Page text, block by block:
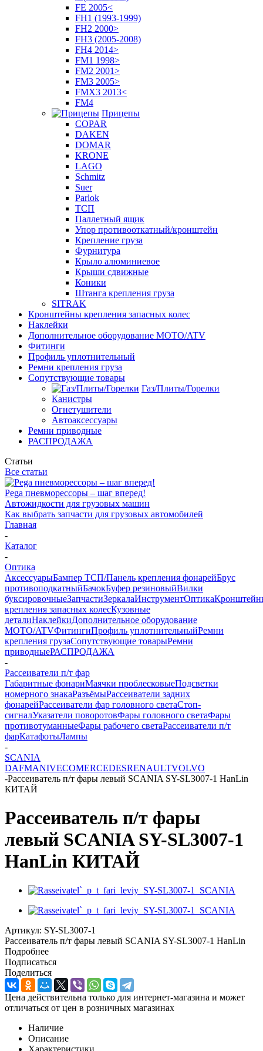
FE 2005<
FH1 (1993-1999)
FH2 2000>
FH3 (2005-2008)
FH4 2014>
FM1 1998>
FM2 2001>
FM3 2005>
FMX3 2013<
FM4
Прицепы
COPAR
DAKEN
DOMAR
KRONE
LAGO
Schmitz
Suer
Parlok
ТСП
Паллетный ящик
Упор противооткатный/кронштейн
Крепление груза
Фурнитура
Крыло алюминиевое
Крыши сдвижные
Коники
Штанга крепления груза
SITRAK
Кронштейны крепления запасных колес
Наклейки
Дополнительное оборудование MOTO/ATV
Фитинги
Профиль уплотнительный
Ремни крепления груза
Сопутствующие товары
Газ/Плиты/Горелки
Канистры
Огнетушители
Автоаксессуары
Ремни приводные
РАСПРОДАЖА
Статьи
Все статьи
Pega пневморессоры – шаг вперед!
Автожидкости для грузовых машин
Как выбрать запчасти для грузовых автомобилей
Главная
-
Каталог
-
Оптика
АксессуарыБампер ТСП/Панель крепления фонарейБрус
противоподкатныйБачокБуфер резиновыйВилки
буксировочныеЗапчастиЗеркалаИнструментОптика
крепления запасных колесКузовные
деталиНаклейкиДополнительное оборудование
MOTO/ATVФитингиПрофиль уплотнительныйРемни
крепления грузаСопутствующие товарыРемни
приводныеРАСПРОДАЖА
-
Рассеиватели п/т фар
Габаритные фонариМаячки проблесковыеПодсветки
номерного знакаРазъёмыРассеиватели задних
фонарейРассеиватели фар головного светаСтоп-
сигналУказатели поворотовФары головного светаФары
противотуманныеФары рабочего светаРассеиватели п/т
фарКатафотыЛампы
-
SCANIA
DAFMANIVECOMERCEDESRENAULTVOLVO
-Рассеиватель п/т фары левый SCANIA SY-SL3007-1 HanLin
КИТАЙ
Рассеиватель п/т фары
левый SCANIA SY-SL3007-1
HanLin КИТАЙ
Артикул: SY-SL3007-1
Рассеиватель п/т фары левый SCANIA SY-SL3007-1 HanLin
Подробнее
Подписаться
Поделиться
Цена действительна только для интернет-магазина и может
отличаться от цен в розничных магазинах
Наличие
Описание
Характеристики